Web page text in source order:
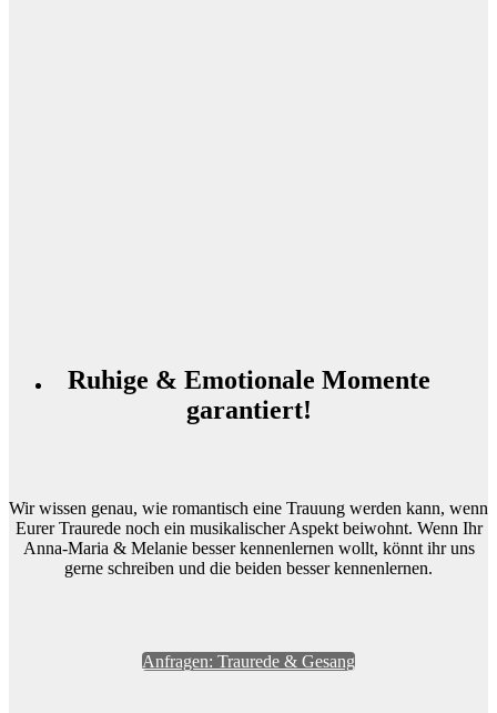
Ruhige & Emotionale Momente
garantiert!
Wir wissen genau, wie romantisch eine Trauung werden kann, wenn
Eurer Traurede noch ein musikalischer Aspekt beiwohnt. Wenn Ihr
Anna-Maria & Melanie besser kennenlernen wollt, könnt ihr uns
gerne schreiben und die beiden besser kennenlernen.
Anfragen: Traurede & Gesang